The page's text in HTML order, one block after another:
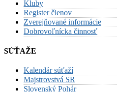
Kluby
Register členov
Zverejňované informácie
Dobrovoľnícka činnosť
SÚŤAŽE
Kalendár súťaží
Majstrovstvá SR
Slovenský Pohár